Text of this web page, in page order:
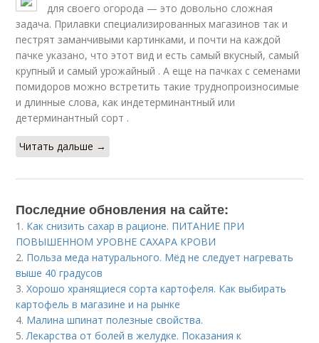
для своего огорода — это довольно сложная
задача. Прилавки специализированных магазинов так и
пестрят заманчивыми картинками, и почти на каждой
пачке указано, что этот вид и есть самый вкусный, самый
крупный и самый урожайный . А еще на пачках с семенами
помидоров можно встретить такие труднопроизносимые
и длинные слова, как индетерминантный или
детерминантный сорт .
Читать дальше →
Последние обновления на сайте:
1. Как снизить сахар в рационе. ПИТАНИЕ ПРИ
ПОВЫШЕННОМ УРОВНЕ САХАРА КРОВИ
2. Польза меда натурального. Мёд не следует нагревать
выше 40 градусов
3.Хорошо хранящиеся сорта картофеля. Как выбирать
картофель в магазине и на рынке
4. Малина шпинат полезные свойства.
5.Лекарства от болей в желудке. Показания к